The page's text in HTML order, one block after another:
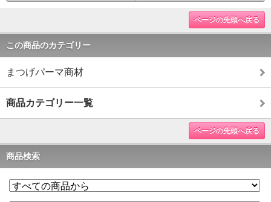
ページの先頭へ戻る
この商品のカテゴリー
まつげパーマ商材
商品カテゴリー一覧
ページの先頭へ戻る
商品検索